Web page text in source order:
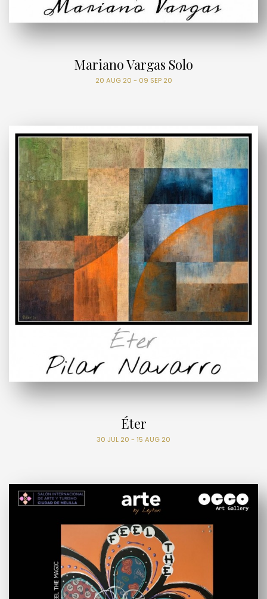
Mariano Vargas Solo
20 AUG 20 - 09 SEP 20
Éter
30 JUL 20 - 15 AUG 20